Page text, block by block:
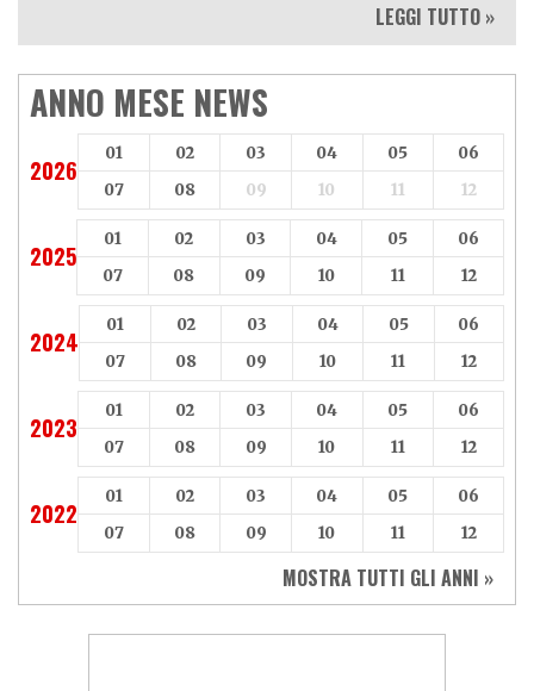
LEGGI TUTTO »
ANNO MESE NEWS
2026
01 02 03 04 05
06
07
08 09 10 11 12
2025
01 02 03 04 05
06
07
08 09 10 11 12
2024
01 02 03 04 05
06
07
08 09 10 11 12
2023
01 02 03 04 05
06
07
08 09 10 11 12
2022
01 02 03 04 05
06
07
08 09 10 11 12
MOSTRA TUTTI GLI ANNI »